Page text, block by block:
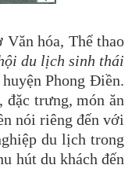
hóa, Thể thao
du lịch sinh thái
Phong Điền.
đặc trưng, món ăn
nói riêng đến với
du lịch trong
hút du khách đến